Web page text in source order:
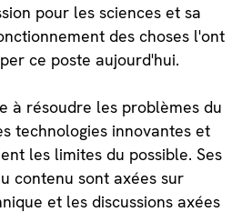
pour les sciences et sa
des choses l'ont
ce poste aujourd'hui.
à résoudre les problèmes du
technologies innovantes et
les limites du possible. Ses
contenu sont axées sur
et les discussions axées